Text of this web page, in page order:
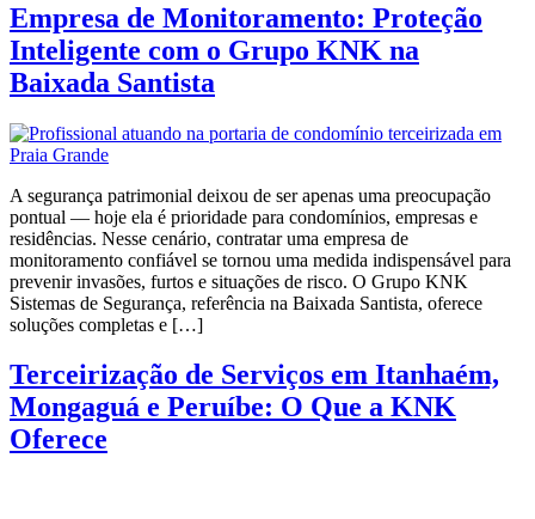
Empresa de Monitoramento: Proteção
Inteligente com o Grupo KNK na
Baixada Santista
A segurança patrimonial deixou de ser apenas uma preocupação
pontual — hoje ela é prioridade para condomínios, empresas e
residências. Nesse cenário, contratar uma empresa de
monitoramento confiável se tornou uma medida indispensável para
prevenir invasões, furtos e situações de risco. O Grupo KNK
Sistemas de Segurança, referência na Baixada Santista, oferece
soluções completas e […]
Terceirização de Serviços em Itanhaém,
Mongaguá e Peruíbe: O Que a KNK
Oferece